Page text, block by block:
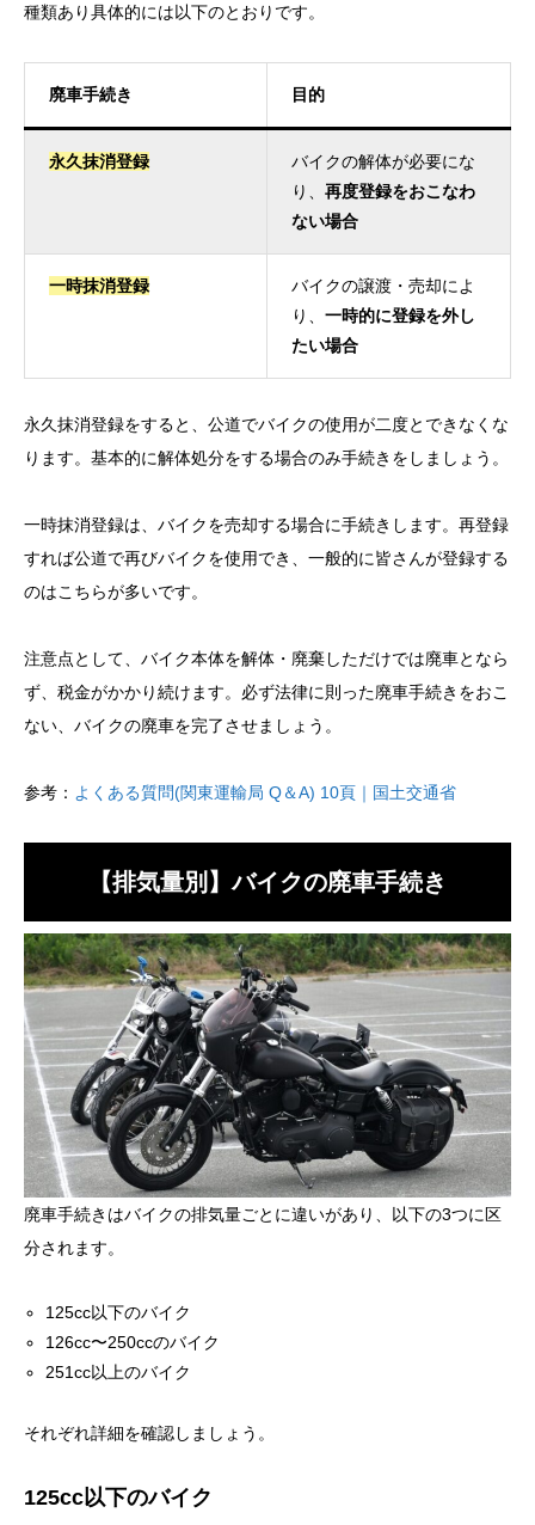
種類あり具体的には以下のとおりです。
廃車手続き 目的
永久抹消登録
バイクの解体が必要にな
り、 再度登録をおこなわ
ない場合
一時抹消登録
バイクの譲渡・売却によ
り、 一時的に登録を外し
たい場合
永久抹消登録をすると、公道でバイクの使用が二度とできなくな
ります。基本的に解体処分をする場合のみ手続きをしましょう。
一時抹消登録は、バイクを売却する場合に手続きします。再登録
すれば公道で再びバイクを使用でき、一般的に皆さんが登録する
のはこちらが多いです。
注意点として、バイク本体を解体・廃棄しただけでは廃車となら
ず、税金がかかり続けます。必ず法律に則った廃車手続きをおこ
ない、バイクの廃車を完了させましょう。
参考： よくある質問(関東運輸局 Q＆A) 10頁｜国土交通省
【排気量別】バイクの廃車手続き
廃車手続きはバイクの排気量ごとに違いがあり、以下の3つに区
分されます。
125cc以下のバイク
126cc〜250ccのバイク
251cc以上のバイク
それぞれ詳細を確認しましょう。
125cc以下のバイク